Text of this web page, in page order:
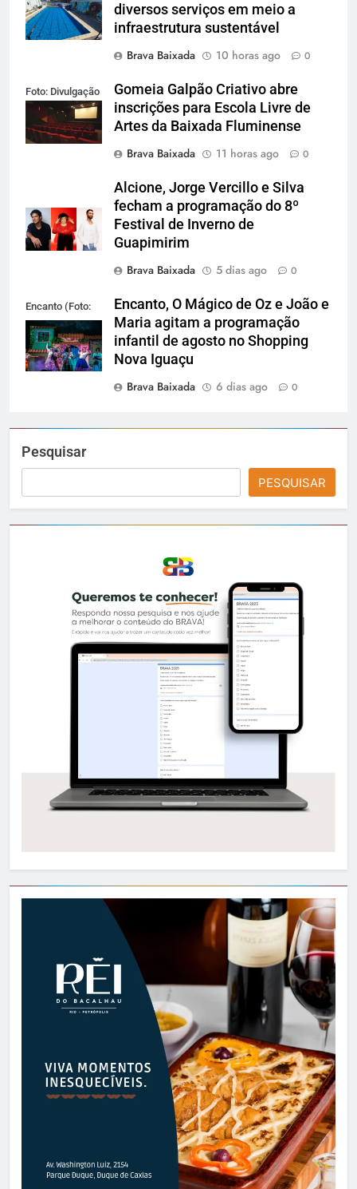
diversos serviços em meio a
infraestrutura sustentável
Brava Baixada
10 horas ago 0
Foto: Divulgação
Gomeia Galpão Criativo abre
inscrições para Escola Livre de
Artes da Baixada Fluminense
Brava Baixada
11 horas ago 0
Alcione, Jorge Vercillo e Silva
fecham a programação do 8º
Festival de Inverno de
Guapimirim
Brava Baixada
5 dias ago 0
Encanto (Foto:
Divulgação)
Encanto, O Mágico de Oz e João e
Maria agitam a programação
infantil de agosto no Shopping
Nova Iguaçu
Brava Baixada
6 dias ago 0
Pesquisar
PESQUISAR